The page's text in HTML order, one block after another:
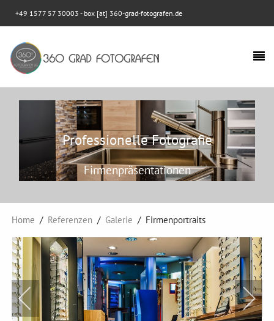
+49 1577 57 30003 - box [at] 360-grad-fotografen.de
Professionelle Fotografie
Firmenpräsentationen
Home Referenzen Galerie Firmenportraits